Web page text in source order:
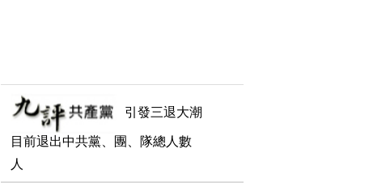
引發三退大潮
目前退出中共黨、團、隊總人數
人